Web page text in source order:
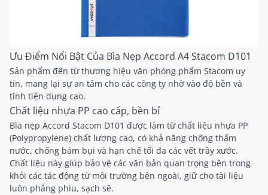
Ưu Điểm Nổi Bật Của Bìa Nẹp Accord A4 Stacom D101
Sản phẩm đến từ thương hiệu văn phòng phẩm Stacom uy
tín, mang lại sự an tâm cho các công ty nhờ vào độ bền và
tính tiện dụng cao.
Chất liệu nhựa PP cao cấp, bền bỉ
Bìa nẹp Accord Stacom D101 được làm từ chất liệu nhựa PP
(Polypropylene) chất lượng cao, có khả năng chống thấm
nước, chống bám bụi và hạn chế tối đa các vết trầy xước.
Chất liệu này giúp bảo vệ các văn bản quan trọng bên trong
khỏi các tác động từ môi trường bên ngoài, giữ cho tài liệu
luôn phẳng phiu, sạch sẽ.